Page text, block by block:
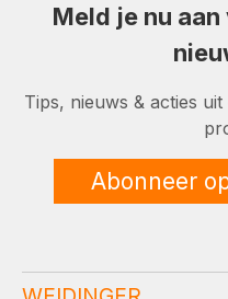
Meld je nu
Tips, nieuws & acties
Abonneer